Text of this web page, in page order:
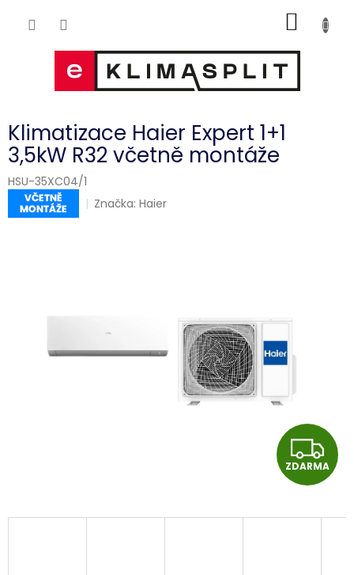
KOŠÍK
Klimatizace Haier Expert 1+1
3,5kW R32 včetně montáže
HSU-35XC04/1
Značka:Haier
Z
D
A
ZDARMA